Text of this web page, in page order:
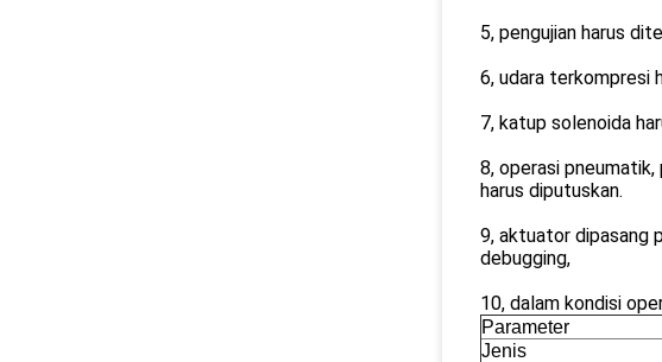
5, pengujian harus
6, udara terkompresi
7, katup solenoida
8, operasi
harus diputuskan.
9, aktuator dipasang
debugging,
10, dalam kondisi
Parameter
Jenis